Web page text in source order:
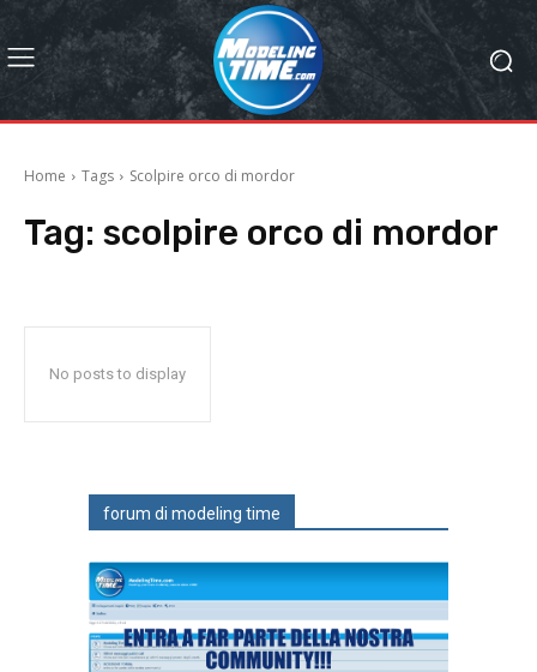
Home Tags Scolpire orco di mordor
Tag: scolpire orco di mordor
No posts to display
forum di modeling time